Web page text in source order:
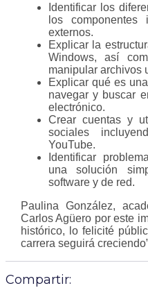
Identificar los
los
externos.
Explicar la
Windows, así
manipular archivos
Explicar qué es
navegar y buscar
electrónico.
Crear cuentas y
sociales
YouTube.
Identificar
una solución
software y de red.
Paulina González,
Carlos Agüero por este
histórico, lo felicité
carrera seguirá
Compartir: